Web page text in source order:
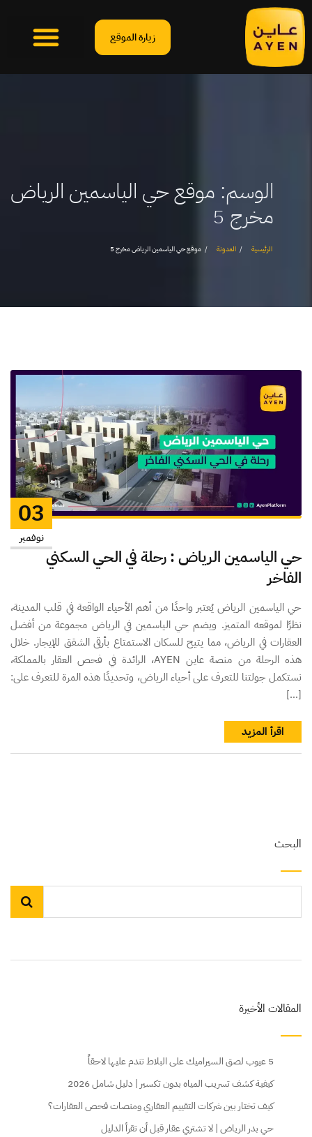
زيارة الموقع
الوسم: موقع حي الياسمين الرياض
مخرج 5
الرئيسية المدونة موقع حي الياسمين الرياض مخرج 5
حي الياسمين الرياض : رحلة في الحي السكني
الفاخر
حي الياسمين الرياض يُعتبر واحدًا من أهم الأحياء الواقعة في قلب المدينة،
نظرًا لموقعه المتميز. ويضم حي الياسمين في الرياض مجموعة من أفضل
العقارات في الرياض، مما يتيح للسكان الاستمتاع بأرقى الشقق للإيجار. خلال
هذه الرحلة من منصة عاين AYEN، الرائدة في فحص العقار بالمملكة،
نستكمل جولتنا للتعرف على أحياء الرياض، وتحديدًا هذه المرة للتعرف على:
[…]
03
نوفمبر
اقرأ المزيد
البحث
المقالات الأخيرة
5 عيوب لصق السيراميك على البلاط تندم عليها لاحقاً
كيفية كشف تسريب المياه بدون تكسير | دليل شامل 2026
كيف تختار بين شركات التقييم العقاري ومنصات فحص العقارات؟
حي بدر الرياض | لا تشتري عقار قبل أن تقرأ الدليل